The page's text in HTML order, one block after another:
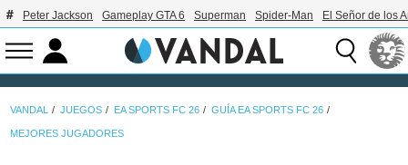
Peter Jackson Gameplay GTA 6 Superman Spider-Man El Señor de los
VANDAL JUEGOS EA SPORTS FC 26 GUÍA EA SPORTS FC 26
MEJORES JUGADORES